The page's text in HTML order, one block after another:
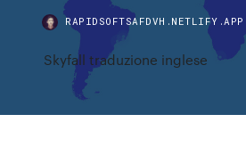
RAPIDSOFTSAFDVH.NETLIFY.APP
Skyfall traduzione inglese